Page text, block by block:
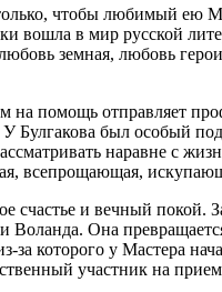
чтобы любимый ею
в мир русской
земная, любовь
помощь отправляет
Булгакова был особый
наравне с
всепрощающая,
и вечный покой.
Она
которого у Мастера
участник на